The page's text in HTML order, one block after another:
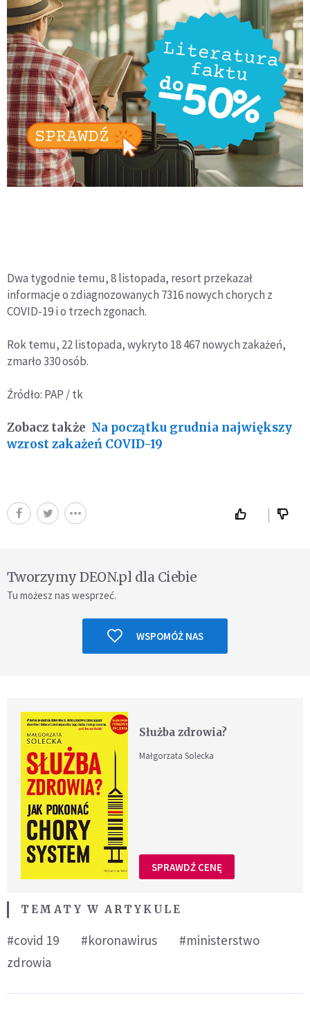
Dwa tygodnie temu, 8 listopada, resort przekazał
informacje o zdiagnozowanych 7316 nowych chorych z
COVID-19 i o trzech zgonach.
Rok temu, 22 listopada, wykryto 18 467 nowych zakażeń,
zmarło 330 osób.
Źródło: PAP / tk
Zobacz także Na początku grudnia największy
wzrost zakażeń COVID-19
Tworzymy DEON.pl dla Ciebie
Tu możesz nas wesprzeć.
WSPOMÓŻ NAS
Służba zdrowia?
Małgorzata Solecka
SPRAWDŹ CENĘ
TEMATY W ARTYKULE
#covid 19 #koronawirus
#ministerstwo
zdrowia